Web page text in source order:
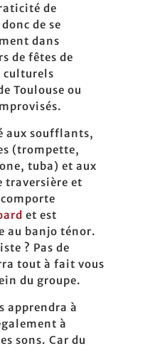
de
de se
dans
de fêtes de
culturels
Toulouse ou
aux soufflants,
(trompette,
tuba) et aux
traversière et
et est
au banjo ténor.
? Pas de
tout à fait vous
du groupe.
apprendra à
à
sons. Car du